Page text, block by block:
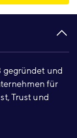
gegründet und
für
Trust und